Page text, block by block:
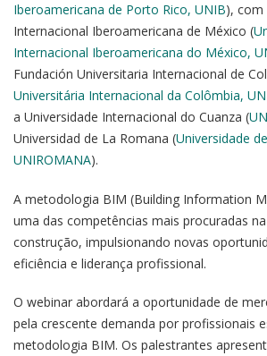
Iberoamericana de Porto Rico, UNIB), com
Internacional Iberoamericana de México (
Internacional Iberoamericana do México,
Fundación Universitaria Internacional de
Universitária Internacional da Colômbia,
a Universidade Internacional do Cuanza (
Universidad de La Romana (Universidade
UNIROMANA).
A metodologia BIM (Building Information
uma das competências mais procuradas
construção, impulsionando novas
eficiência e liderança profissional.
O webinar abordará a oportunidade de
pela crescente demanda por profissionais
metodologia BIM. Os palestrantes